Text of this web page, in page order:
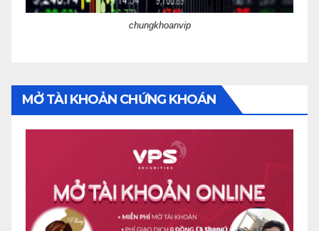
chungkhoanvip
MỞ TÀI KHOẢN CHỨNG KHOÁN